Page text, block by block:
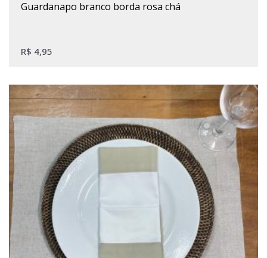
guardanapo branco borda rosa chá
R$ 4,95